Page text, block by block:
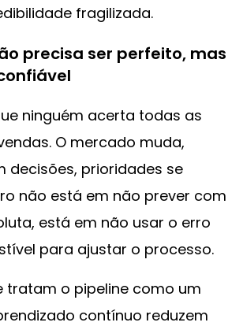
fragilizada.
precisa ser perfeito, mas
ninguém acerta todas as
O mercado muda,
decisões, prioridades se
não está em não prever com
está em não usar o erro
para ajustar o processo.
tratam o pipeline como um
contínuo reduzem